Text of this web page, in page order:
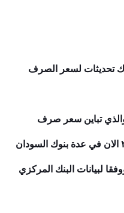
تحديثات لسعر الصرف
تباين سعر صرف
الان في عدة بنوك السودان
لبيانات البنك المركزي